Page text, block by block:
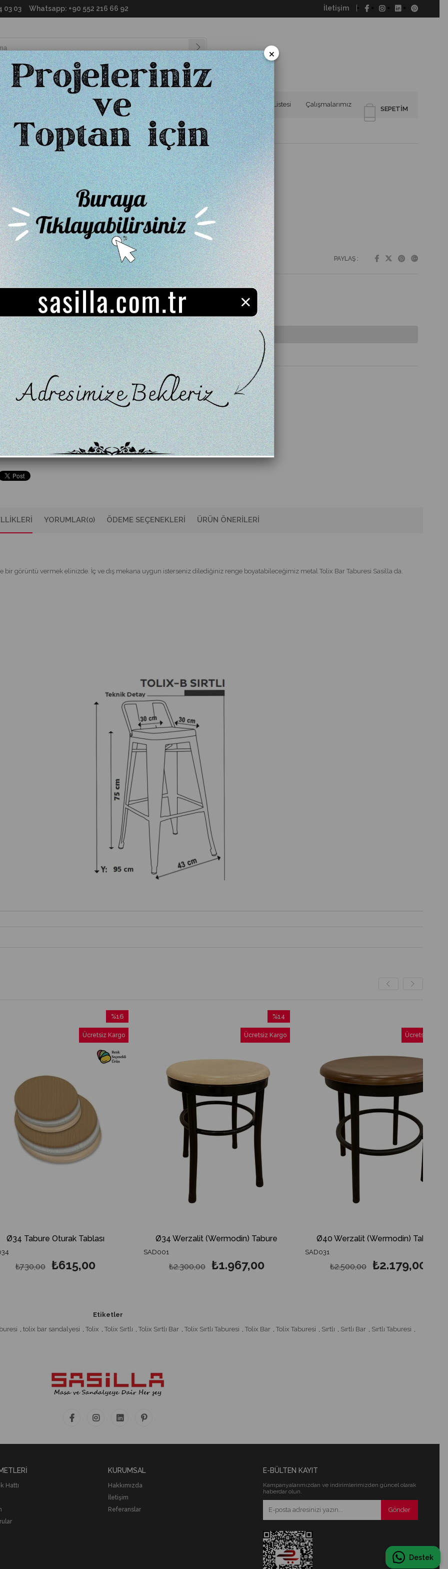
03 Whatsapp: +90 552 216 66 92 İletişim
SEPETIM
Ayaklar Takımlar Aksesuarlar Dış Mekan İletişim Referans Listesi Çalışmalarımız
Sırtlı Bar Taburesi
(ANA.T-5824)
Renk için RAL Kodu belirtmenizi rica ederiz.
(KDV Dahil)
PAYLAŞ :
Ürün stoklarımızda kalmamıştır.
İstek Listeme
Ekle
Karşılaştır
Fiyat
Düşünce
Haber Ver
Kargo Bedava
Gelince
Haber Ver
TAVSIYE ET YORUM YAZ
YORUMLAR(0) ÖDEME SEÇENEKLERI ÜRÜN ÖNERILERI
bir görüntü vermek elinizde. İç ve dış mekana uygun isterseniz dilediğiniz renge boyatabileceğimiz metal Tolix Bar Taburesi Sasilla da.
Oturak Tablası
₺615,00
İndirim
%16İndirim
Ücretsiz Kargo
Ø34 Werzalit (Wermodin) Tabure
₺1.967,00
₺2.300,00
İndirim
%14İndirim
Ücretsiz Kargo
Ø40 Werzalit (Wermodin) Tabure
₺2.179,00
₺2.500,00
İndirim
%13İndirim
Ücretsiz Kargo
Etiketler
tolix bar sandalyesi Tolix Tolix Sırtlı Tolix Sırtlı Bar Tolix Sırtlı Taburesi Tolix Bar Tolix Taburesi Sırtlı Sırtlı Bar Sırtlı Taburesi
Hattı
KURUMSAL
Hakkımızda
İletişim
Referanslar
E-BÜLTEN KAYIT
Kampanyalarımızdan ve indirimlerimizden güncel olarak
haberdar olun.
Gönder
Destek
×